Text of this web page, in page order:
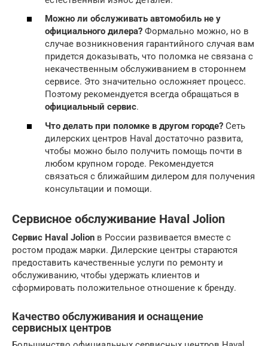
Можно ли обслуживать автомобиль не у
официального дилера? Формально можно, но в
случае возникновения гарантийного случая вам
придется доказывать, что поломка не связана с
некачественным обслуживанием в стороннем
сервисе. Это значительно осложняет процесс.
Поэтому рекомендуется всегда обращаться в
официальный сервис.
Что делать при поломке в другом городе? Сеть
дилерских центров Haval достаточно развита,
чтобы можно было получить помощь почти в
любом крупном городе. Рекомендуется
связаться с ближайшим дилером для получения
консультации и помощи.
Сервисное обслуживание Haval Jolion
Сервис Haval Jolion в России развивается вместе с
ростом продаж марки. Дилерские центры стараются
предоставить качественные услуги по ремонту и
обслуживанию, чтобы удержать клиентов и
сформировать положительное отношение к бренду.
Качество обслуживания и оснащение
сервисных центров